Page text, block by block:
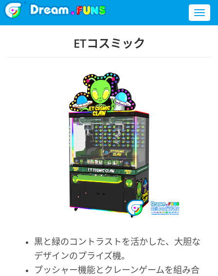
ETコスミック
黒と緑のコントラストを活かした、大胆な
デザインのプライズ機。
プッシャー機能とクレーンゲームを組み合